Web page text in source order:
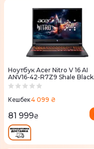
Ноутбук Acer Nitro V 16 AI
ANV16-42-R7Z9 Shale Black
(NH.U1GEU.00D)
Кешбек4 099 ₴
81 999₴